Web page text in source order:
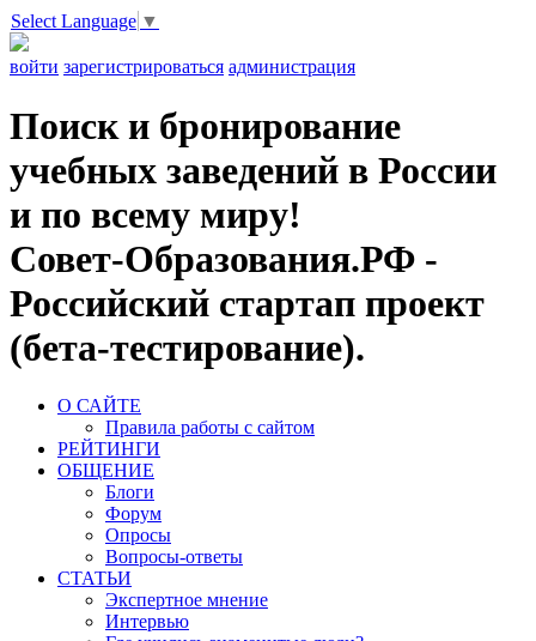
Select Language ▼
войти зарегистрироваться администрация
Поиск и бронирование
учебных заведений в России
и по всему миру!
Совет-Образования.РФ -
Российский стартап проект
(бета-тестирование).
О САЙТЕ
Правила работы с сайтом
РЕЙТИНГИ
ОБЩЕНИЕ
Блоги
Форум
Опросы
Вопросы-ответы
СТАТЬИ
Экспертное мнение
Интервью